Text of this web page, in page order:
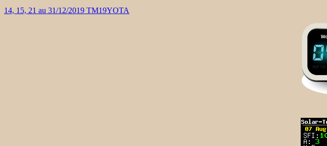
14, 15, 21 au 31/12/2019 TM19YOTA